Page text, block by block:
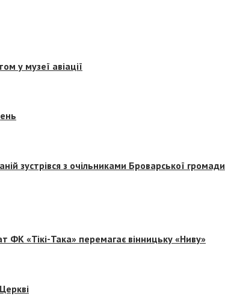
у музеї авіації
зустрівся з очільниками Броварської громади
ФК «Тікі-Така» перемагає вінницьку «Ниву»